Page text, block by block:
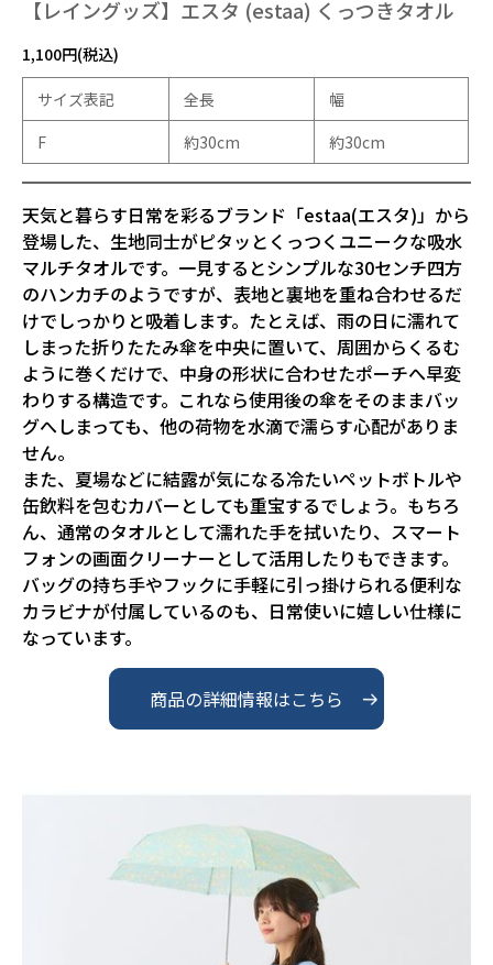
【レイングッズ】エスタ (estaa) くっつきタオル
1,100円(税込)
サイズ表記 全長
幅
F
約30cm 約30cm
天気と暮らす日常を彩るブランド「estaa(エスタ)」から
登場した、生地同士がピタッとくっつくユニークな吸水
マルチタオルです。一見するとシンプルな30センチ四方
のハンカチのようですが、表地と裏地を重ね合わせるだ
けでしっかりと吸着します。たとえば、雨の日に濡れて
しまった折りたたみ傘を中央に置いて、周囲からくるむ
ように巻くだけで、中身の形状に合わせたポーチへ早変
わりする構造です。これなら使用後の傘をそのままバッ
グへしまっても、他の荷物を水滴で濡らす心配がありま
せん。
また、夏場などに結露が気になる冷たいペットボトルや
缶飲料を包むカバーとしても重宝するでしょう。もちろ
ん、通常のタオルとして濡れた手を拭いたり、スマート
フォンの画面クリーナーとして活用したりもできます。
バッグの持ち手やフックに手軽に引っ掛けられる便利な
カラビナが付属しているのも、日常使いに嬉しい仕様に
なっています。
商品の詳細情報はこちら